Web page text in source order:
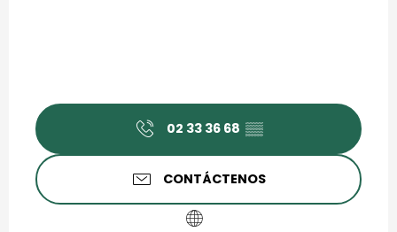
02 33 36 68 ▒▒
CONTÁCTENOS